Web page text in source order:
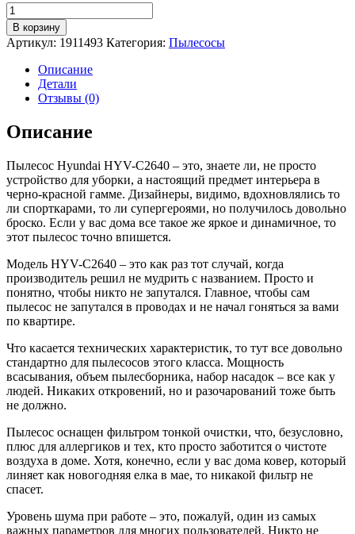
Количество
товара
Пылесос
Hyundai
HYV-
C2640
черный/
красный
В корзину
Артикул: 1911493 Категория: Пылесосы
Описание
Детали
Отзывы (0)
Описание
Пылесос Hyundai HYV-C2640 – это, знаете ли, не просто
устройство для уборки, а настоящий предмет интерьера в
черно-красной гамме. Дизайнеры, видимо, вдохновлялись то
ли спорткарами, то ли супергероями, но получилось довольно
броско. Если у вас дома все такое же яркое и динамичное, то
этот пылесос точно впишется.
Модель HYV-C2640 – это как раз тот случай, когда
производитель решил не мудрить с названием. Просто и
понятно, чтобы никто не запутался. Главное, чтобы сам
пылесос не запутался в проводах и не начал гоняться за вами
по квартире.
Что касается технических характеристик, то тут все довольно
стандартно для пылесосов этого класса. Мощность
всасывания, объем пылесборника, набор насадок – все как у
людей. Никаких откровений, но и разочарований тоже быть
не должно.
Пылесос оснащен фильтром тонкой очистки, что, безусловно,
плюс для аллергиков и тех, кто просто заботится о чистоте
воздуха в доме. Хотя, конечно, если у вас дома ковер, который
линяет как новогодняя елка в мае, то никакой фильтр не
спасет.
Уровень шума при работе – это, пожалуй, один из самых
важных параметров для многих пользователей. Никто не